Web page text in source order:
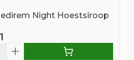
Night Hoestsiroop